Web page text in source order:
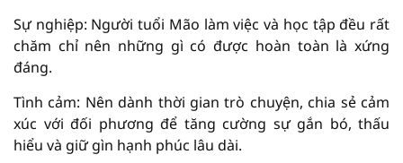
Sự nghiệp: Người tuổi Mão làm việc và học tập đều rất
chăm chỉ nên những gì có được hoàn toàn là xứng
đáng.
Tình cảm: Nên dành thời gian trò chuyện, chia sẻ cảm
xúc với đối phương để tăng cường sự gắn bó, thấu
hiểu và giữ gìn hạnh phúc lâu dài.